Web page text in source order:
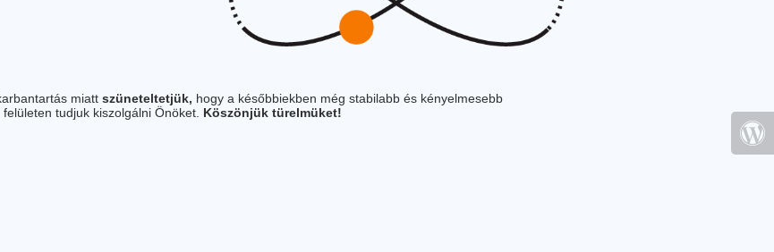
miatt szüneteltetjük, hogy a későbbiekben még stabilabb és kényelmesebb
felületen tudjuk kiszolgálni Önöket. Köszönjük türelmüket!